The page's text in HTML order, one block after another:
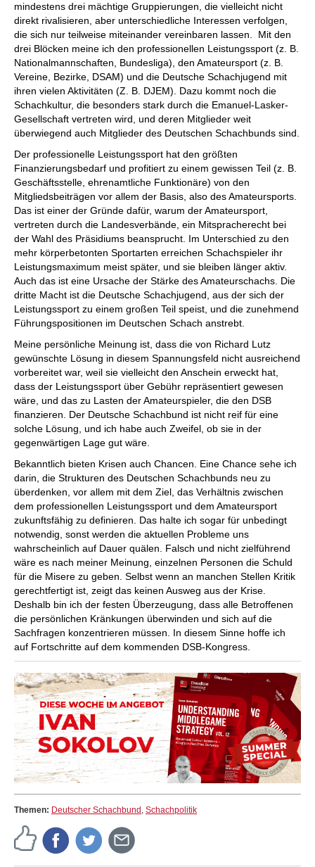
mindestens drei mächtige Gruppierungen, die vielleicht nicht
direkt rivalisieren, aber unterschiedliche Interessen verfolgen,
die sich nur teilweise miteinander vereinbaren lassen. Mit den
drei Blöcken meine ich den professionellen Leistungssport (z. B.
Nationalmannschaften, Bundesliga), den Amateursport (z. B.
Vereine, Bezirke, DSAM) und die Deutsche Schachjugend mit
ihren vielen Aktivitäten (Z. B. DJEM). Dazu kommt noch die
Schachkultur, die besonders stark durch die Emanuel-Lasker-
Gesellschaft vertreten wird, und deren Mitglieder weit
überwiegend auch Mitglieder des Deutschen Schachbunds sind.
Der professionelle Leistungssport hat den größten
Finanzierungsbedarf und profitiert zu einem gewissen Teil (z. B.
Geschäftsstelle, ehrenamtliche Funktionäre) von den
Mitgliedsbeiträgen vor allem der Basis, also des Amateursports.
Das ist einer der Gründe dafür, warum der Amateursport,
vertreten durch die Landesverbände, ein Mitspracherecht bei
der Wahl des Präsidiums beansprucht. Im Unterschied zu den
mehr körperbetonten Sportarten erreichen Schachspieler ihr
Leistungsmaximum meist später, und sie bleiben länger aktiv.
Auch das ist eine Ursache der Stärke des Amateurschachs. Die
dritte Macht ist die Deutsche Schachjugend, aus der sich der
Leistungssport zu einem großen Teil speist, und die zunehmend
Führungspositionen im Deutschen Schach anstrebt.
Meine persönliche Meinung ist, dass die von Richard Lutz
gewünschte Lösung in diesem Spannungsfeld nicht ausreichend
vorbereitet war, weil sie vielleicht den Anschein erweckt hat,
dass der Leistungssport über Gebühr repräsentiert gewesen
wäre, und das zu Lasten der Amateurspieler, die den DSB
finanzieren. Der Deutsche Schachbund ist nicht reif für eine
solche Lösung, und ich habe auch Zweifel, ob sie in der
gegenwärtigen Lage gut wäre.
Bekanntlich bieten Krisen auch Chancen. Eine Chance sehe ich
darin, die Strukturen des Deutschen Schachbunds neu zu
überdenken, vor allem mit dem Ziel, das Verhältnis zwischen
dem professionellen Leistungssport und dem Amateursport
zukunftsfähig zu definieren. Das halte ich sogar für unbedingt
notwendig, sonst werden die aktuellen Probleme uns
wahrscheinlich auf Dauer quälen. Falsch und nicht zielführend
wäre es nach meiner Meinung, einzelnen Personen die Schuld
für die Misere zu geben. Selbst wenn an manchen Stellen Kritik
gerechtfertigt ist, zeigt das keinen Ausweg aus der Krise.
Deshalb bin ich der festen Überzeugung, dass alle Betroffenen
die persönlichen Kränkungen überwinden und sich auf die
Sachfragen konzentrieren müssen. In diesem Sinne hoffe ich
auf Fortschritte auf dem kommenden DSB-Kongress.
Themen: Deutscher Schachbund , Schachpolitik